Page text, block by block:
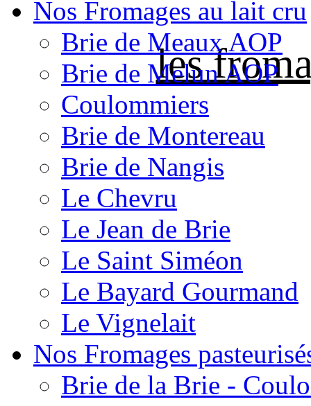
les
Nos Fromages au lait cru
Brie de Meaux AOP
Brie de Melun AOP
Coulommiers
Brie de Montereau
Brie de Nangis
Le Chevru
Le Jean de Brie
Le Saint Siméon
Le Bayard Gourmand
Le Vignelait
Nos Fromages
Brie de la Brie -